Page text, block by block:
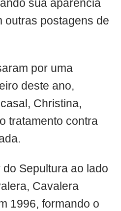
sua aparência
outras postagens de
por uma
deste ano,
Christina,
tratamento contra
Sepultura ao lado
Cavalera
1996, formando o